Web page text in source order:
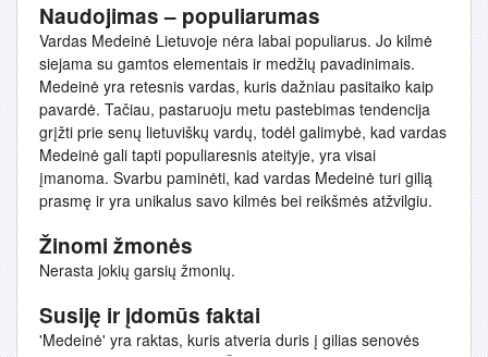
Naudojimas – populiarumas
Vardas Medeinė Lietuvoje nėra labai populiarus. Jo kilmė
siejama su gamtos elementais ir medžių pavadinimais.
Medeinė yra retesnis vardas, kuris dažniau pasitaiko kaip
pavardė. Tačiau, pastaruoju metu pastebimas tendencija
grįžti prie senų lietuviškų vardų, todėl galimybė, kad vardas
Medeinė gali tapti populiaresnis ateityje, yra visai
įmanoma. Svarbu paminėti, kad vardas Medeinė turi gilią
prasmę ir yra unikalus savo kilmės bei reikšmės atžvilgiu.
Žinomi žmonės
Nerasta jokių garsių žmonių.
Susiję ir įdomūs faktai
'Medeinė' yra raktas, kuris atveria duris į gilias senovės